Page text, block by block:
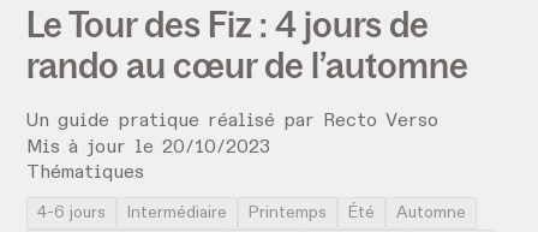
Le Tour des Fiz : 4 jours de
rando au cœur de l’automne
Un guide pratique réalisé par
Recto Verso
Mis à jour le20/10/2023
Thématiques
4-6 jours Intermédiaire Printemps Été
Automne